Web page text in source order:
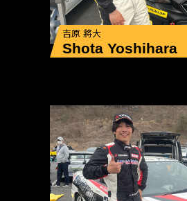
吉原 將大
Shota Yoshihara